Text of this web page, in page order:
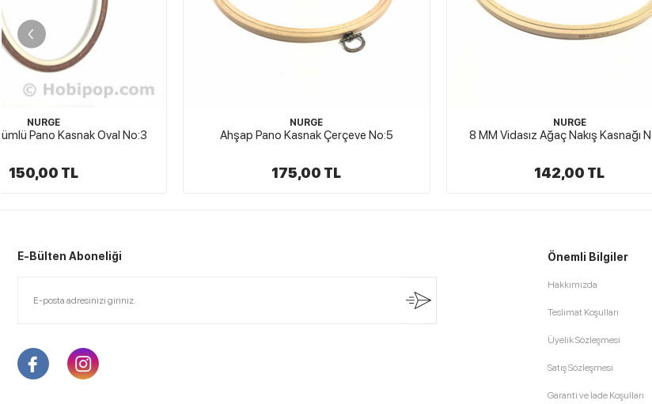
Ahşap Pano Kasnak Çerçeve No:5 8 MM Vidasız Ağaç Nakış Kasnağı No: 6 Vidasız
E-Bülten Aboneliği Önemli Bilgiler
Hakkımızda
Teslimat Koşulları
Üyelik Sözleşmesi
Satış Sözleşmesi
Garanti ve İade Koşulları